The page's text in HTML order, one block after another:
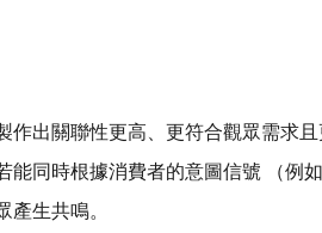
作出關聯性更高、更符合觀眾需求且
能同時根據消費者的意圖信號 （例
產生共鳴。